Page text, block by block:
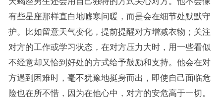
有些星座那样直白地嘘寒问暖，而是会在细节处默默守
护。比如留意天气变化，提前提醒对方增减衣物；关注
对方的工作或学习状态，在对方压力大时，用一些看似
不经意却又恰到好处的方式给予鼓励和支持。他会在对
方遇到困难时，毫不犹豫地挺身而出，即使自己面临危
险也在所不惜，因为在他心中，对方的安危高于一切。